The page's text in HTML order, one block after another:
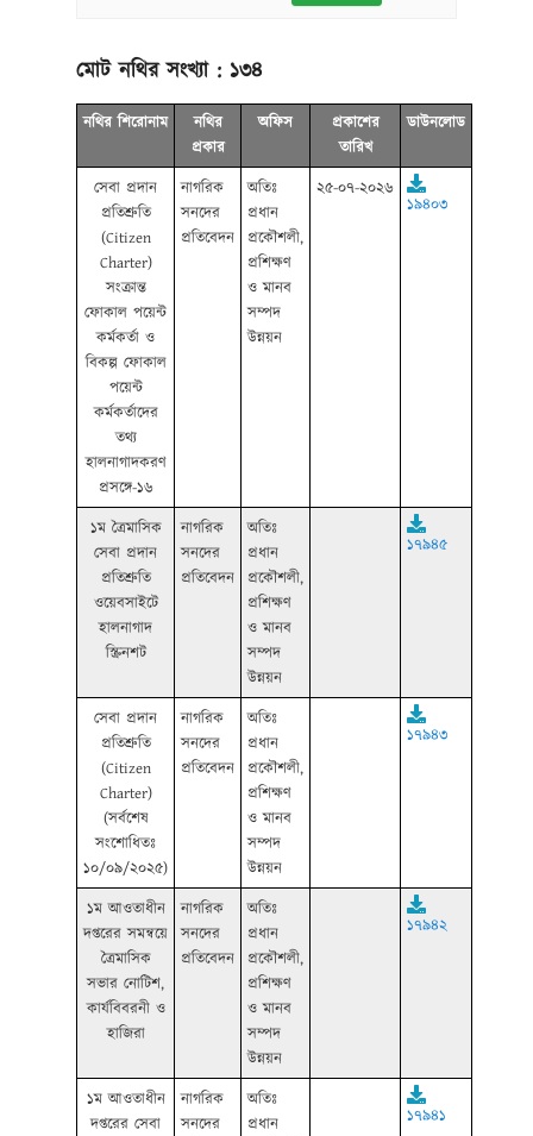
মোট নথির সংখ্যা : ১৩৪
নথির শিরোনাম
নথির
প্রকার
অফিস
প্রকাশের
তারিখ
ডাউনলোড
সেবা প্রদান
প্রতিশ্রুতি
(Citizen
Charter)
সংক্রান্ত
ফোকাল পয়েন্ট
কর্মকর্তা ও
বিকল্প ফোকাল
পয়েন্ট
কর্মকর্তাদের
তথ্য
হালনাগাদকরণ
প্রসঙ্গে-১৬
নাগরিক
সনদের
প্রতিবেদন
অতিঃ
প্রধান
প্রকৌশলী,
প্রশিক্ষণ
ও মানব
সম্পদ
উন্নয়ন
২৫-০৭-২০২৬
১৯৪০৩
১ম ত্রৈমাসিক
সেবা প্রদান
প্রতিশ্রুতি
ওয়েবসাইটে
হালনাগাদ
স্ক্রিনশট
নাগরিক
সনদের
প্রতিবেদন
অতিঃ
প্রধান
প্রকৌশলী,
প্রশিক্ষণ
ও মানব
সম্পদ
উন্নয়ন
১৭৯৪৫
সেবা প্রদান
প্রতিশ্রুতি
(Citizen
Charter)
(সর্বশেষ
সংশোধিতঃ
১০/০৯/২০২৫)
নাগরিক
সনদের
প্রতিবেদন
অতিঃ
প্রধান
প্রকৌশলী,
প্রশিক্ষণ
ও মানব
সম্পদ
উন্নয়ন
১৭৯৪৩
১ম আওতাধীন
দপ্তরের সমন্বয়ে
ত্রৈমাসিক
সভার নোটিশ,
কার্যবিবরনী ও
হাজিরা
নাগরিক
সনদের
প্রতিবেদন
অতিঃ
প্রধান
প্রকৌশলী,
প্রশিক্ষণ
ও মানব
সম্পদ
উন্নয়ন
১৭৯৪২
১ম আওতাধীন
দপ্তরের সেবা
নাগরিক
সনদের
অতিঃ
প্রধান
১৭৯৪১